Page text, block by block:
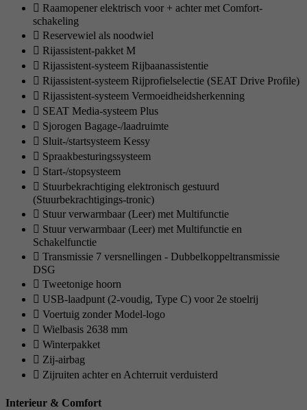
Raamopener elektrisch voor + achter met Comfort-
schakeling
Reservewiel als noodwiel
Rijassistent-pakket M
Rijassistent-systeem Rijbaanassistentie
Rijassistent-systeem Rijprofielselectie (SEAT Drive Profile)
Rijassistent-systeem Vermoeidheidsherkenning
SEAT Media-systeem Plus
Sjorogen Bagage-/laadruimte
Sluit-/startsysteem Kessy
Spraakbesturingssysteem
Start-/stopsysteem
Stuurbekrachtiging elektronisch gestuurd
(Stuurbekrachtigings-tronic)
Stuur verwarmbaar (Leer) met Multifunctie
Stuur verwarmbaar (Leer) met Multifunctie en
Schakelfunctie
Transmissie 7 versnellingen - Dubbelkoppeltransmissie
DSG
Tweetonige hoorn
USB-laadpunt (2-voudig, Type C) voor 2e stoelrij
Voertuig zonder Model-logo
Wielbasis 2638 mm
Winterpakket
Zij-airbag
Zijruiten achter en Achterruit verduisterd
Interieur & Comfort